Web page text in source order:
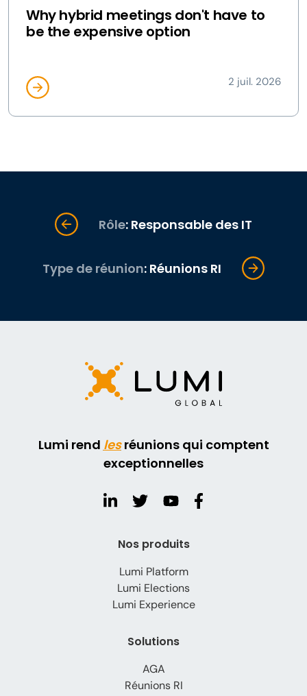
Why hybrid meetings don't have to
be the expensive option
2 juil. 2026
Rôle: Responsable des IT
Type de réunion: Réunions RI
Lumi rend lesréunions qui comptent
exceptionnelles
Nos produits
Lumi Platform
Lumi Elections
Lumi Experience
Solutions
AGA
Réunions RI